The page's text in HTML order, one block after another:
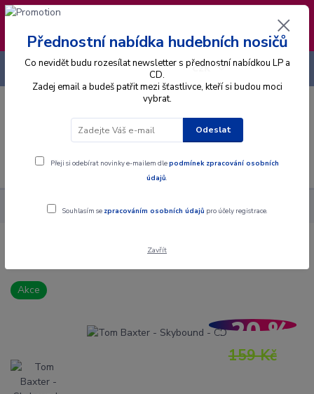
❣️ Od 4.8. do 13.8. čerpám dovolenou. Datum
expedice objednávek se posouvá na pátek
14.8.2026 🐋
Menu
CZK
+420 725 736 293
Alba CD Tom Baxter - Skybound - CD
Tom Baxter - Skybound - CD
Akce
159 Kč
- 20 %
Přednostní nabídka hudebních nosičů
Co nevidět budu rozesílat newsletter s přednostní nabídkou LP a
CD.
Zadej email a budeš patřit mezi šťastlivce, kteří si budou moci
vybrat.
Odeslat
Přeji si odebírat novinky e-mailem dlepodmínek zpracování osobních
údajů.
Souhlasím se zpracováním osobních údajů pro účely registrace.
Zavřít